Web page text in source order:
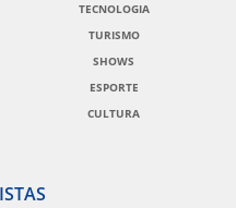
TECNOLOGIA
TURISMO
SHOWS
ESPORTE
CULTURA